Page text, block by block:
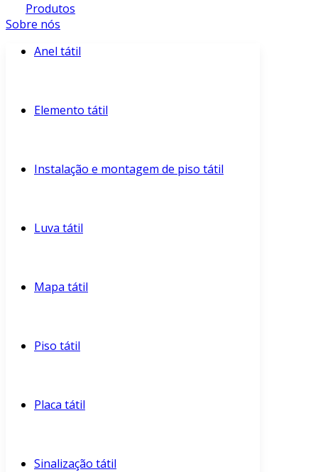
Produtos
Sobre nós
Anel tátil
Elemento tátil
Instalação e montagem de piso tátil
Luva tátil
Mapa tátil
Piso tátil
Placa tátil
Sinalização tátil